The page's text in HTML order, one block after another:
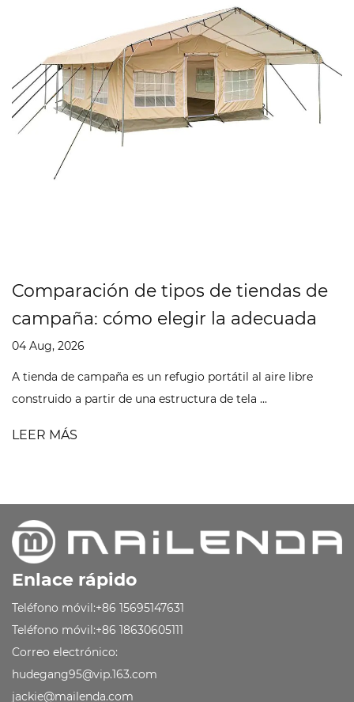
España, Italia, Canadá, Chile, etc. Sus clientes incluyen
agencias de las Naciones Unidas, organizaciones
humanitarias y muchos supermercados reconocidos.
de tiendas de
la adecuada
de tela ...
Cómo construir
campaña
Construyendo una tienda de campaña
reduce a tres cosas hechas en
Enlace rápido
Teléfono móvil:+86 15695147631
Teléfono móvil:+86 18630605111
Correo electrónico:
hudegang95@vip.163.com
jackie@mailenda.com